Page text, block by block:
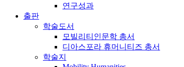
연구성과
출판
학술도서
모빌리티인문학 총서
디아스포라 휴머니티즈 총서
학술지